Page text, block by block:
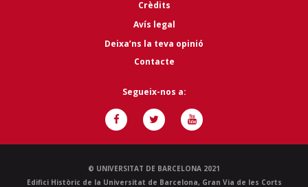
Crèdits
Avís legal
Deixa’ns la teva opinió
Contacte
Segueix-nos a:
© UNIVERSITAT DE BARCELONA 2021
Edifici Històric de la Universitat de Barcelona, Gran Via de les Corts